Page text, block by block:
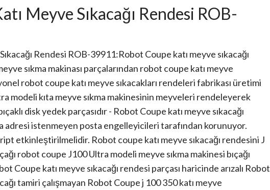
Meyve Sıkacağı Rendesi ROB-
Rendesi ROB-39911:Robot Coupe katı meyve sıkacağı
sıkma makinası parçalarından robot coupe katı meyve
robot coupe katı meyve sıkacakları rendeleri fabrikası üretimi
modeli kıta meyve sıkma makinesinin meyveleri rendeleyerek
disk yedek parçasıdır - Robot Coupe katı meyve sıkacağı
adresi istenmeyen posta engelleyicileri tarafından korunuyor.
etkinleştirilmelidir. Robot coupe katı meyve sıkacağı rendesini J
robot coupe J100 Ultra modeli meyve sıkma makinesi bıçağı
Coupe katı meyve sıkacağı rendesi parçası haricinde arızalı Robot
tamiri çalışmayan Robot Coupe j 100 350 katı meyve